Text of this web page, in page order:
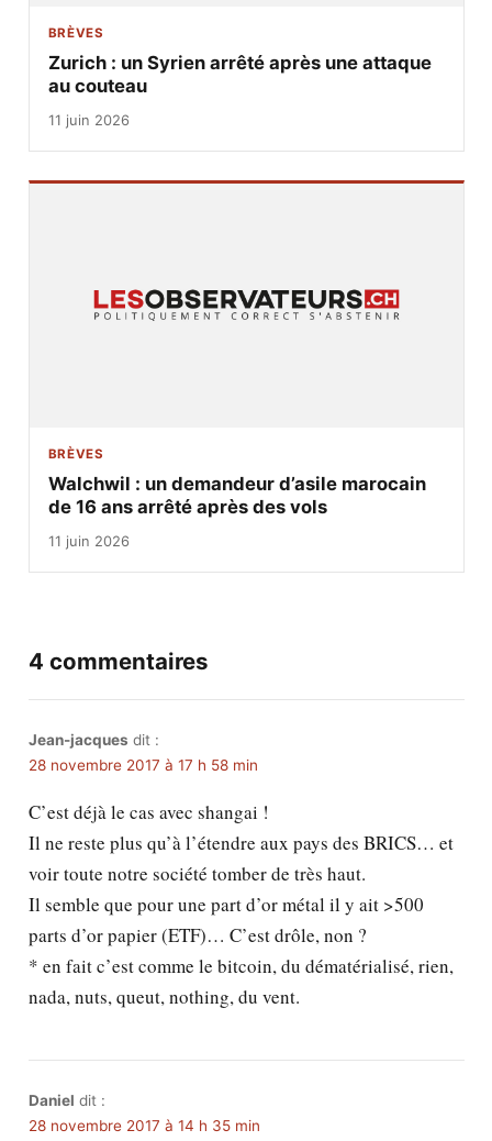
BRÈVES
Zurich : un Syrien arrêté après une attaque
au couteau
11 juin 2026
BRÈVES
Walchwil : un demandeur d’asile marocain
de 16 ans arrêté après des vols
11 juin 2026
4 commentaires
Jean-jacques dit :
28 novembre 2017 à 17 h 58 min
C’est déjà le cas avec shangai !
Il ne reste plus qu’à l’étendre aux pays des BRICS… et
voir toute notre société tomber de très haut.
Il semble que pour une part d’or métal il y ait >500
parts d’or papier (ETF)… C’est drôle, non ?
* en fait c’est comme le bitcoin, du dématérialisé, rien,
nada, nuts, queut, nothing, du vent.
Daniel dit :
28 novembre 2017 à 14 h 35 min